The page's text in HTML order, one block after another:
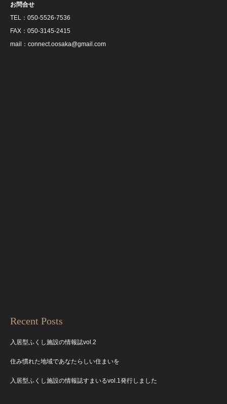
お問合せ
TEL：050‐5526‐7536
FAX：050‐3145‐2415
mail：connect.oosaka@gmail.com
Recent Posts
入居型ふくし施設の情報誌vol.2
住み慣れた地域であなたらしい住まいを
入居型ふくし施設の情報誌すまいるvol.1発行しました